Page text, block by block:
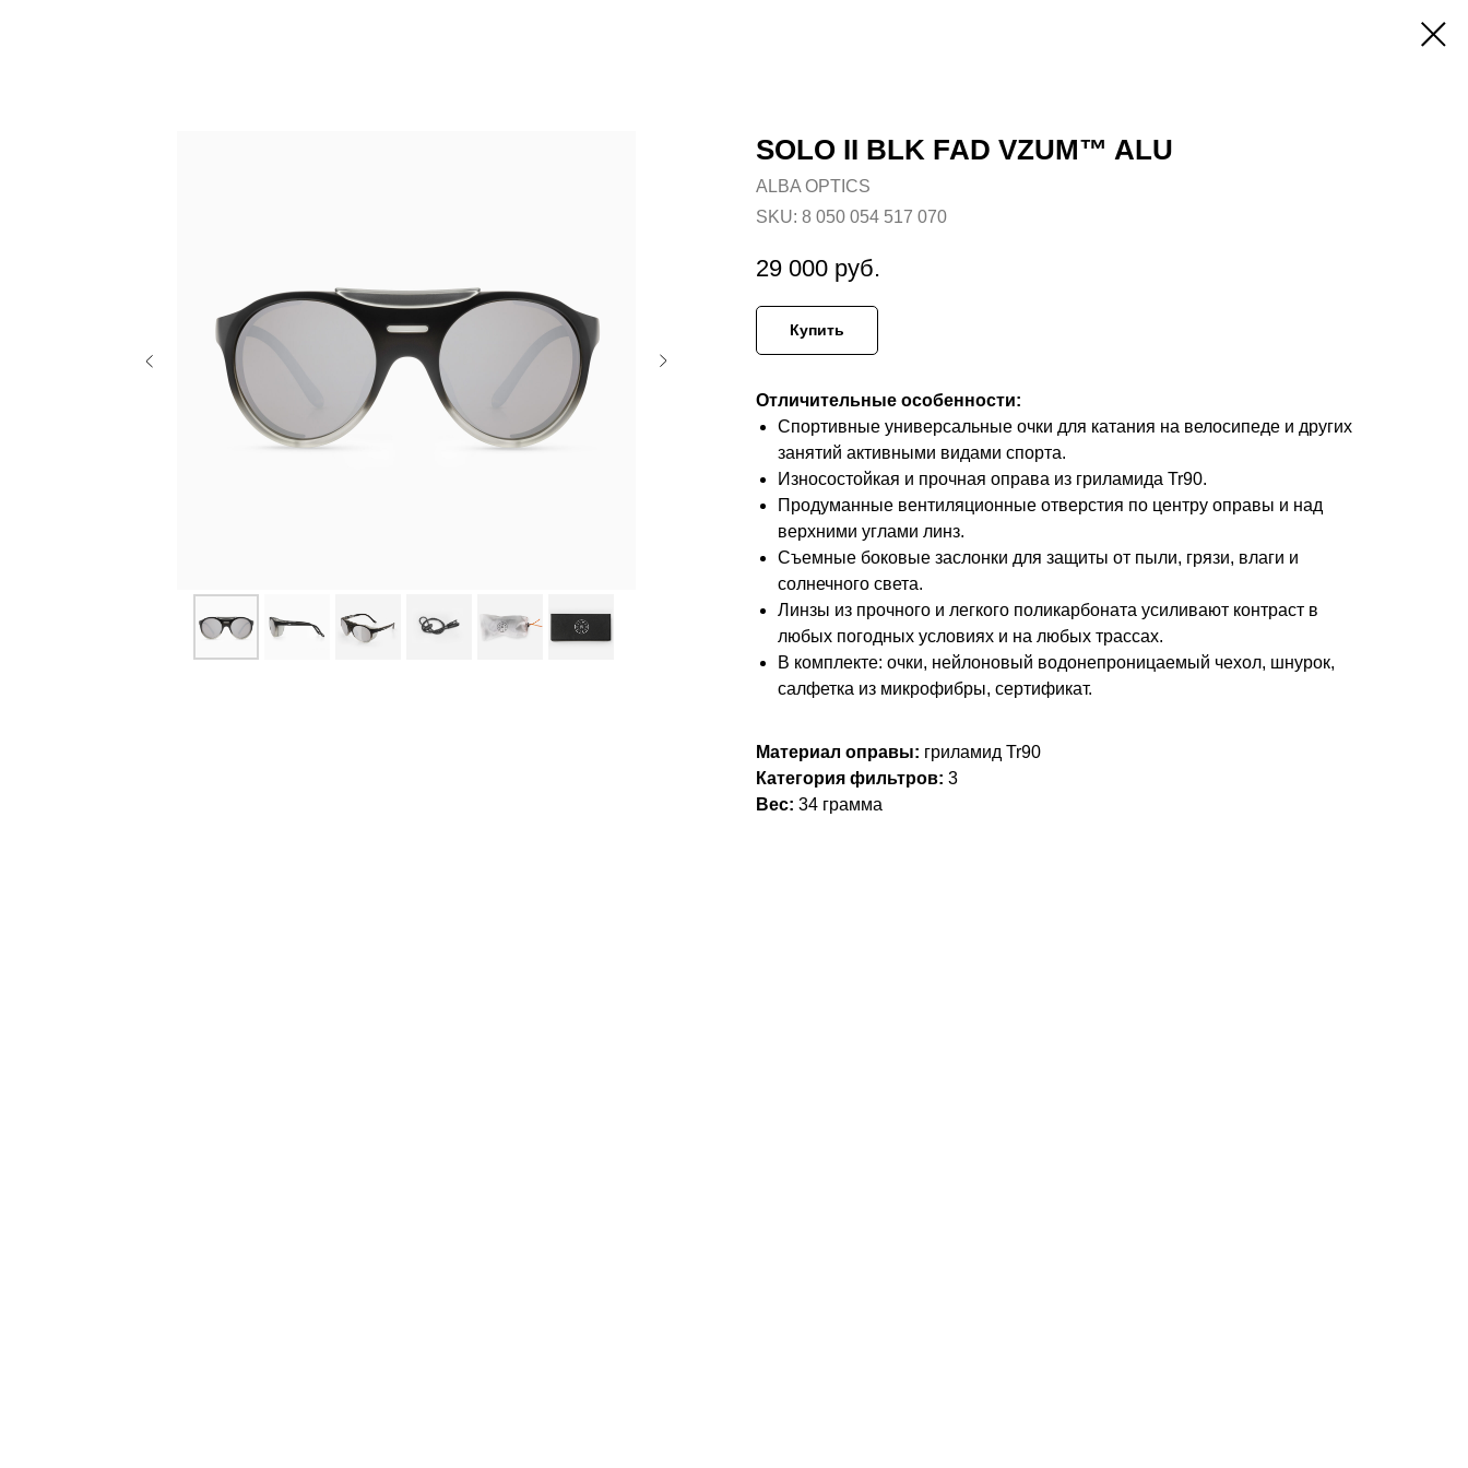
SOLO II BLK FAD VZUM™ ALU
ALBA OPTICS
SKU: 8 050 054 517 070
29 000 руб.
Купить
Отличительные особенности:
Спортивные универсальные очки для катания на велосипеде и других
занятий активными видами спорта.
Износостойкая и прочная оправа из гриламида Tr90.
Продуманные вентиляционные отверстия по центру оправы и над
верхними углами линз.
Съемные боковые заслонки для защиты от пыли, грязи, влаги и
солнечного света.
Линзы из прочного и легкого поликарбоната усиливают контраст в
любых погодных условиях и на любых трассах.
В комплекте: очки, нейлоновый водонепроницаемый чехол, шнурок,
салфетка из микрофибры, сертификат.
Материал оправы: гриламид Tr90
Категория фильтров: 3
Вес: 34 грамма